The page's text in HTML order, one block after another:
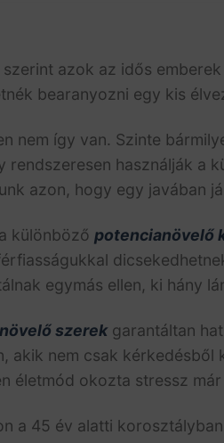
azok az idős
bearanyozni egy kis
nem így van. Szinte
rendszeresen használják a
azon, hogy egy javában
különböző potencianövelő
egymás ellen, ki hány
szerekgarantáltan
akik nem csak
életmód okozta stressz
a 45 év alatti